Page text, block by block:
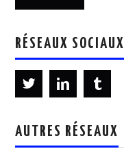
RÉSEAUX SOCIAUX
AUTRES RÉSEAUX